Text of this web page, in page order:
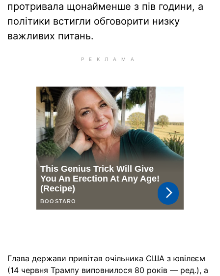
протривала щонайменше з пів години, а
політики встигли обговорити низку
важливих питань.
Глава держави привітав очільника США з ювілеєм
(14 червня Трампу виповнилося 80 років — ред.), а